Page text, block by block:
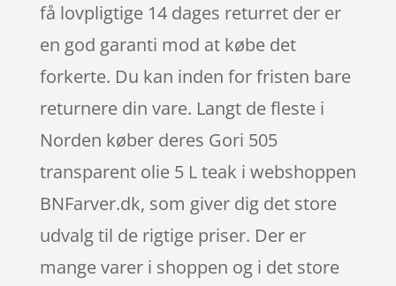
få lovpligtige 14 dages returret der er
en god garanti mod at købe det
forkerte. Du kan inden for fristen bare
returnere din vare. Langt de fleste i
Norden køber deres Gori 505
transparent olie 5 L teak i webshoppen
BNFarver.dk, som giver dig det store
udvalg til de rigtige priser. Der er
mange varer i shoppen og i det store